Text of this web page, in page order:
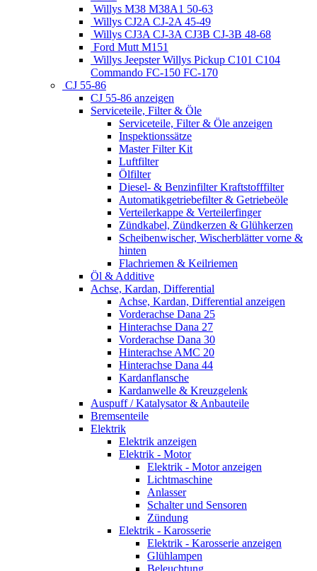
Willys M38 M38A1 50-63
Willys CJ2A CJ-2A 45-49
Willys CJ3A CJ-3A CJ3B CJ-3B 48-68
Ford Mutt M151
Willys Jeepster Willys Pickup C101 C104
Commando FC-150 FC-170
CJ 55-86
CJ 55-86 anzeigen
Serviceteile, Filter & Öle
Serviceteile, Filter & Öle anzeigen
Inspektionssätze
Master Filter Kit
Luftfilter
Ölfilter
Diesel- & Benzinfilter Kraftstofffilter
Automatikgetriebefilter & Getriebeöle
Verteilerkappe & Verteilerfinger
Zündkabel, Zündkerzen & Glühkerzen
Scheibenwischer, Wischerblätter vorne &
hinten
Flachriemen & Keilriemen
Öl & Additive
Achse, Kardan, Differential
Achse, Kardan, Differential anzeigen
Vorderachse Dana 25
Hinterachse Dana 27
Vorderachse Dana 30
Hinterachse AMC 20
Hinterachse Dana 44
Kardanflansche
Kardanwelle & Kreuzgelenk
Auspuff / Katalysator & Anbauteile
Bremsenteile
Elektrik
Elektrik anzeigen
Elektrik - Motor
Elektrik - Motor anzeigen
Lichtmaschine
Anlasser
Schalter und Sensoren
Zündung
Elektrik - Karosserie
Elektrik - Karosserie anzeigen
Glühlampen
Beleuchtung